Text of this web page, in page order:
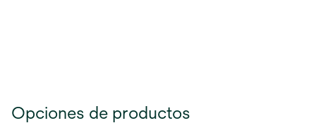
Opciones de productos